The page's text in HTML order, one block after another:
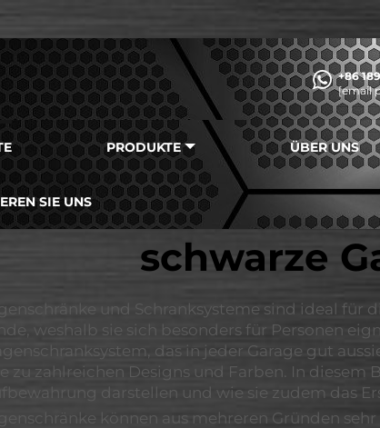
+86
[email
PRODUKTE ÜBER UNS
SIE UNS
schwarze
und Schranksysteme sind ideal
weshalb sie sich besonders für Personen
das in jeder Garage gut
zu zahlreichen Designs und Farben. In
darstellen und wie sie zudem das
können aus mehreren Gründen